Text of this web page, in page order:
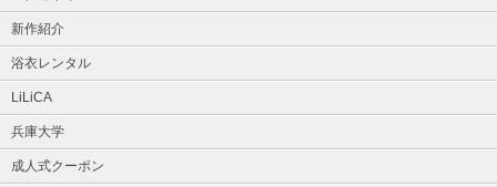
新作紹介
浴衣レンタル
LiLiCA
兵庫大学
成人式クーポン